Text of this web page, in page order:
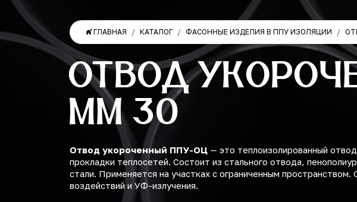
ГЛАВНАЯ КАТАЛОГ ФАСОННЫЕ ИЗДЕЛИЯ В ППУ ИЗОЛЯЦИИ
ОТВОД
ММ 30
Отвод укороченный ППУ-ОЦ — это теплоизолированный
прокладки теплосетей. Состоит из стального отвода,
стали. Применяется на участках с ограниченным
воздействий и УФ-излучения.